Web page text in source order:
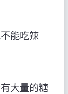
能吃辣
大量的糖